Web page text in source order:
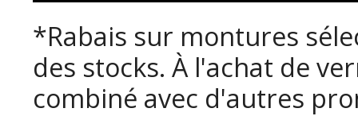
*Rabais sur montures
des stocks. À l'achat de
combiné avec d'autres